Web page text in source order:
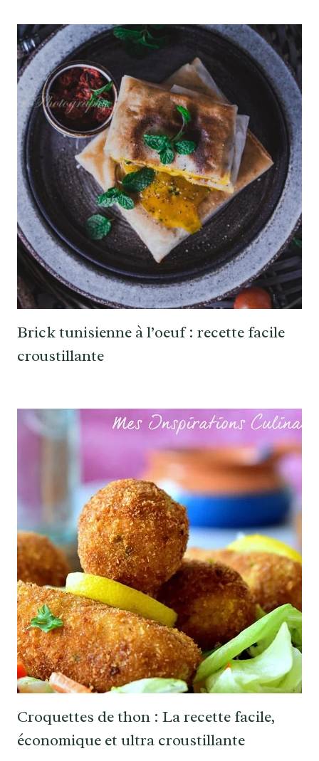
Brick tunisienne à l’oeuf : recette facile
croustillante
Croquettes de thon : La recette facile,
économique et ultra croustillante